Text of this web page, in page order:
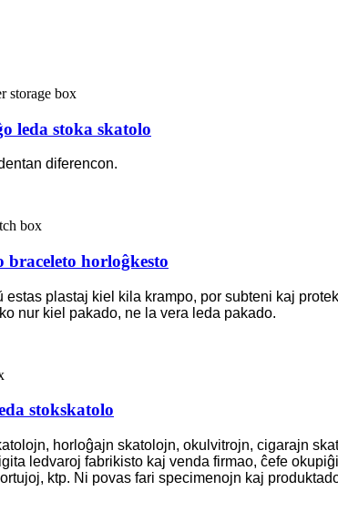
leda stoka skatolo
diferencon.
horloĝkesto
plastaj kiel kila krampo, por subteni kaj
nur kiel pakado, ne la vera leda pakado.
stokskatolo
horloĝajn skatolojn, okulvitrojn, cigarajn
ledvaroj fabrikisto kaj venda firmao, ĉefe
ktp. Ni povas fari specimenojn kaj